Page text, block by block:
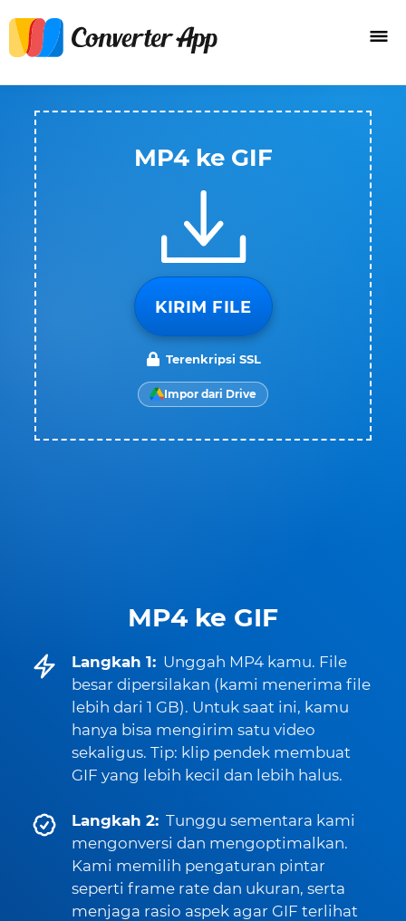
MP4 ke GIF
Langkah 1: Unggah MP4 kamu. File
besar dipersilakan (kami menerima file
lebih dari 1 GB). Untuk saat ini, kamu
hanya bisa mengirim satu video
sekaligus. Tip: klip pendek membuat
GIF yang lebih kecil dan lebih halus.
Langkah 2: Tunggu sementara kami
mengonversi dan mengoptimalkan.
Kami memilih pengaturan pintar
seperti frame rate dan ukuran, serta
menjaga rasio aspek agar GIF terlihat
MP4 ke GIF
KIRIM FILE
Terenkripsi SSL
Impor dari Drive